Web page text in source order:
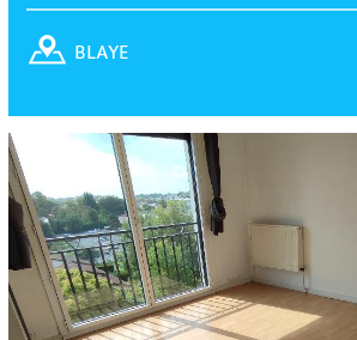
BLAYE